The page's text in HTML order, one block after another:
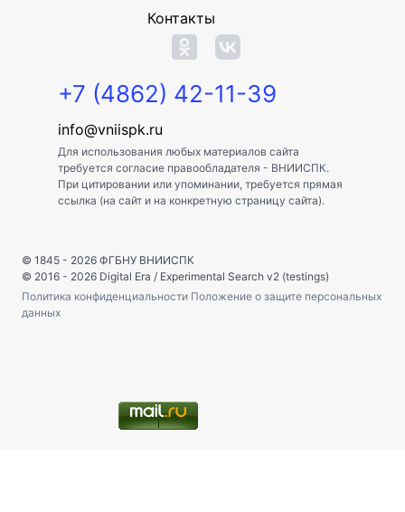
Контакты
+7 (4862) 42-11-39
info@vniispk.ru
Для использования любых материалов сайта
требуется согласие правообладателя - ВНИИСПК.
При цитировании или упоминании, требуется прямая
ссылка (на сайт и на конкретную страницу сайта).
© 1845 - 2026 ФГБНУ ВНИИСПК
© 2016 - 2026 Digital Era / Experimental Search v2 (testings)
Политика конфиденциальности Положение о защите персональных
данных